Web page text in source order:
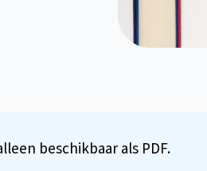
beschikbaar als PDF.